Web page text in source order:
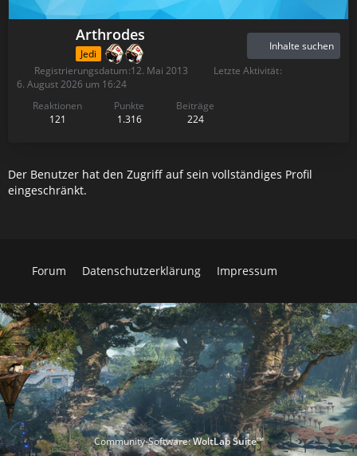
Arthrodes
Jedi
Reaktionen
121
Punkte
1.316
Beiträge
224
Inhalte suchen
Registrierungsdatum 12. Mai 2013
Letzte Aktivität
6. August 2026 um 16:24
Der Benutzer hat den Zugriff auf sein vollständiges Profil
eingeschränkt.
Forum Datenschutzerklärung Impressum
Community-Software:WoltLab Suite™